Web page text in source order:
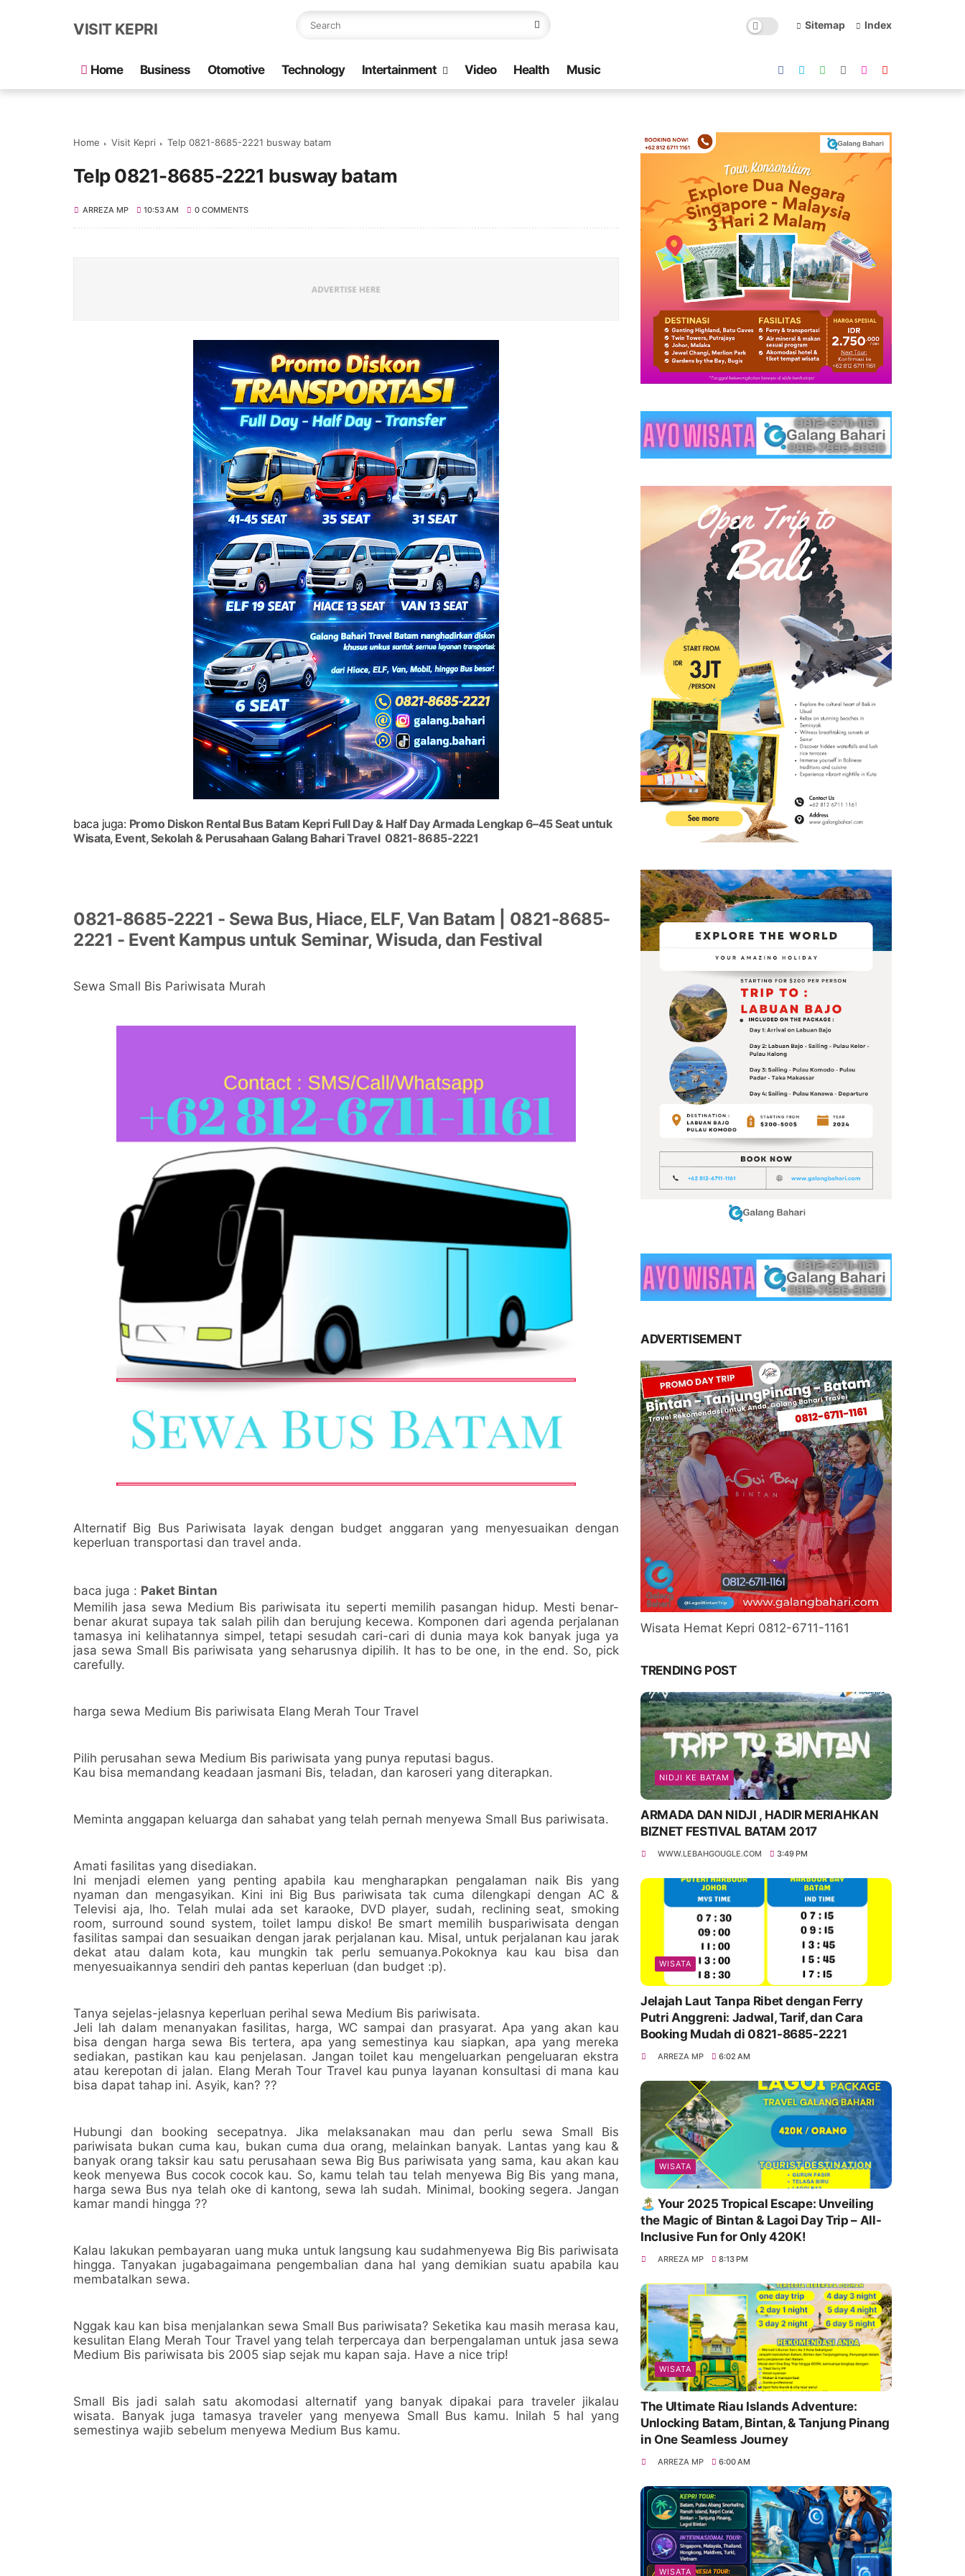
VISIT KEPRI Sitemap Index
Home Business Otomotive Technology Intertainment Video Health Music
Home Visit Kepri Telp 0821-8685-2221 busway batam
Telp 0821-8685-2221 busway batam
ARREZA MP 10:53 AM 0 COMMENTS
baca juga: Promo Diskon Rental Bus Batam Kepri Full Day & Half Day Armada Lengkap 6–45 Seat untuk
Wisata, Event, Sekolah & Perusahaan Galang Bahari Travel 0821-8685-2221
0821-8685-2221 - Sewa Bus, Hiace, ELF, Van Batam | 0821-8685-
2221 - Event Kampus untuk Seminar, Wisuda, dan Festival
Sewa Small Bis Pariwisata Murah
Alternatif Big Bus Pariwisata layak dengan budget anggaran yang menyesuaikan dengan
keperluan transportasi dan travel anda.
baca juga : Paket Bintan
Memilih jasa sewa Medium Bis pariwisata itu seperti memilih pasangan hidup. Mesti benar-
benar akurat supaya tak salah pilih dan berujung kecewa. Komponen dari agenda perjalanan
tamasya ini kelihatannya simpel, tetapi sesudah cari-cari di dunia maya kok banyak juga ya
jasa sewa Small Bis pariwisata yang seharusnya dipilih. It has to be one, in the end. So, pick
carefully.
harga sewa Medium Bis pariwisata Elang Merah Tour Travel
Pilih perusahan sewa Medium Bis pariwisata yang punya reputasi bagus.
Kau bisa memandang keadaan jasmani Bis, teladan, dan karoseri yang diterapkan.
Meminta anggapan keluarga dan sahabat yang telah pernah menyewa Small Bus pariwisata.
Amati fasilitas yang disediakan.
Ini menjadi elemen yang penting apabila kau mengharapkan pengalaman naik Bis yang
nyaman dan mengasyikan. Kini ini Big Bus pariwisata tak cuma dilengkapi dengan AC &
Televisi aja, lho. Telah mulai ada set karaoke, DVD player, sudah, reclining seat, smoking
room, surround sound system, toilet lampu disko! Be smart memilih buspariwisata dengan
fasilitas sampai dan sesuaikan dengan jarak perjalanan kau. Misal, untuk perjalanan kau jarak
dekat atau dalam kota, kau mungkin tak perlu semuanya.Pokoknya kau kau bisa dan
menyesuaikannya sendiri deh pantas keperluan (dan budget :p).
Tanya sejelas-jelasnya keperluan perihal sewa Medium Bis pariwisata.
Jeli lah dalam menanyakan fasilitas, harga, WC sampai dan prasyarat. Apa yang akan kau
bisa dengan harga sewa Bis tertera, apa yang semestinya kau siapkan, apa yang mereka
sediakan, pastikan kau kau penjelasan. Jangan toilet kau mengeluarkan pengeluaran ekstra
atau kerepotan di jalan. Elang Merah Tour Travel kau punya layanan konsultasi di mana kau
bisa dapat tahap ini. Asyik, kan? ??
Hubungi dan booking secepatnya. Jika melaksanakan mau dan perlu sewa Small Bis
pariwisata bukan cuma kau, bukan cuma dua orang, melainkan banyak. Lantas yang kau &
banyak orang taksir kau satu perusahaan sewa Big Bus pariwisata yang sama, kau akan kau
keok menyewa Bus cocok cocok kau. So, kamu telah tau telah menyewa Big Bis yang mana,
harga sewa Bus nya telah oke di kantong, sewa lah sudah. Minimal, booking segera. Jangan
kamar mandi hingga ??
Kalau lakukan pembayaran uang muka untuk langsung kau sudahmenyewa Big Bis pariwisata
hingga. Tanyakan jugabagaimana pengembalian dana hal yang demikian suatu apabila kau
membatalkan sewa.
Nggak kau kan bisa menjalankan sewa Small Bus pariwisata? Seketika kau masih merasa kau,
kesulitan Elang Merah Tour Travel yang telah terpercaya dan berpengalaman untuk jasa sewa
Medium Bis pariwisata bis 2005 siap sejak mu kapan saja. Have a nice trip!
Small Bis jadi salah satu akomodasi alternatif yang banyak dipakai para traveler jikalau
wisata. Banyak juga tamasya traveler yang menyewa Small Bus kamu. Inilah 5 hal yang
semestinya wajib sebelum menyewa Medium Bus kamu.
ADVERTISEMENT
Wisata Hemat Kepri 0812-6711-1161
TRENDING POST
NIDJI KE BATAM
ARMADA DAN NIDJI , HADIR MERIAHKAN
BIZNET FESTIVAL BATAM 2017
WWW.LEBAHGOUGLE.COM 3:49 PM
WISATA
Jelajah Laut Tanpa Ribet dengan Ferry
Putri Anggreni: Jadwal, Tarif, dan Cara
Booking Mudah di 0821-8685-2221
ARREZA MP 6:02 AM
WISATA
🏝️ Your 2025 Tropical Escape: Unveiling
the Magic of Bintan & Lagoi Day Trip – All-
Inclusive Fun for Only 420K!
ARREZA MP 8:13 PM
WISATA
The Ultimate Riau Islands Adventure:
Unlocking Batam, Bintan, & Tanjung Pinang
in One Seamless Journey
ARREZA MP 6:00 AM
WISATA